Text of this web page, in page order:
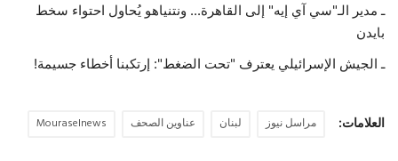
ـ مدير الـ"سي آي إيه" إلى القاهرة... ونتنياهو يُحاول احتواء سخط
بايدن
ـ الجيش الإسرائيلي يعترف "تحت الضغط": إرتكبنا أخطاء جسيمة!
العلامات: مراسل نيوز لبنان عناوين الصحف Mouraselnews